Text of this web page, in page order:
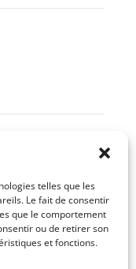
telles que les
Le fait de consentir
que le comportement
ou de retirer son
et fonctions.